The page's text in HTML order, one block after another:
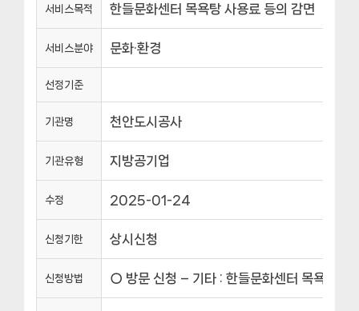
서비스목적 한들문화센터 목욕탕 사용료 등의 감면
서비스분야 문화·환경
선정기준
기관명 천안도시공사
기관유형 지방공기업
수정 2025-01-24
신청기한 상시신청
신청방법 ○ 방문 신청 – 기타 : 한들문화센터 목욕탕 –